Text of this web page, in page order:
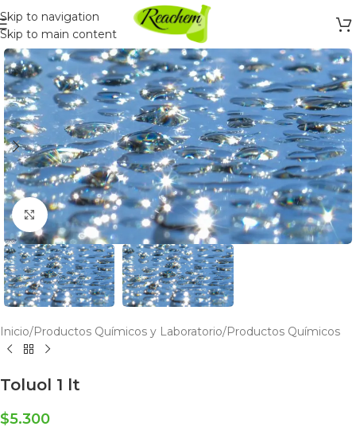
Skip to navigation
Skip to main content
Click to enlarge
Inicio/Productos Químicos y Laboratorio/Productos Químicos
Toluol 1 lt
$5.300